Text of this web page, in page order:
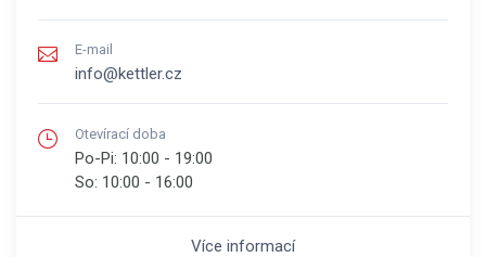
E-mail
info@kettler.cz
Otevírací doba
Po-Pi: 10:00 - 19:00
So: 10:00 - 16:00
Více informací